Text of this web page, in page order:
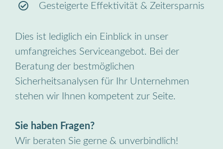
Gesteigerte Effektivität & Zeitersparnis
Dies ist lediglich ein Einblick in unser
umfangreiches Serviceangebot. Bei der
Beratung der bestmöglichen
Sicherheitsanalysen für Ihr Unternehmen
stehen wir Ihnen kompetent zur Seite.
Sie haben Fragen?
Wir beraten Sie gerne & unverbindlich!